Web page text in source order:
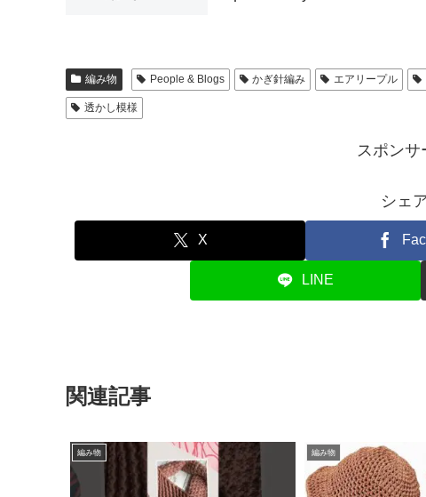
編み物 People & Blogs かぎ針編み エアリープル
透かし模様
スポンサ
シェ
X
LINE
関連記事
編み物 編み物